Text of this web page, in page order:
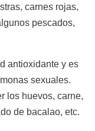
carnes rojas,
pescados,
antioxidante y es
sexuales.
los huevos, carne,
de bacalao, etc.